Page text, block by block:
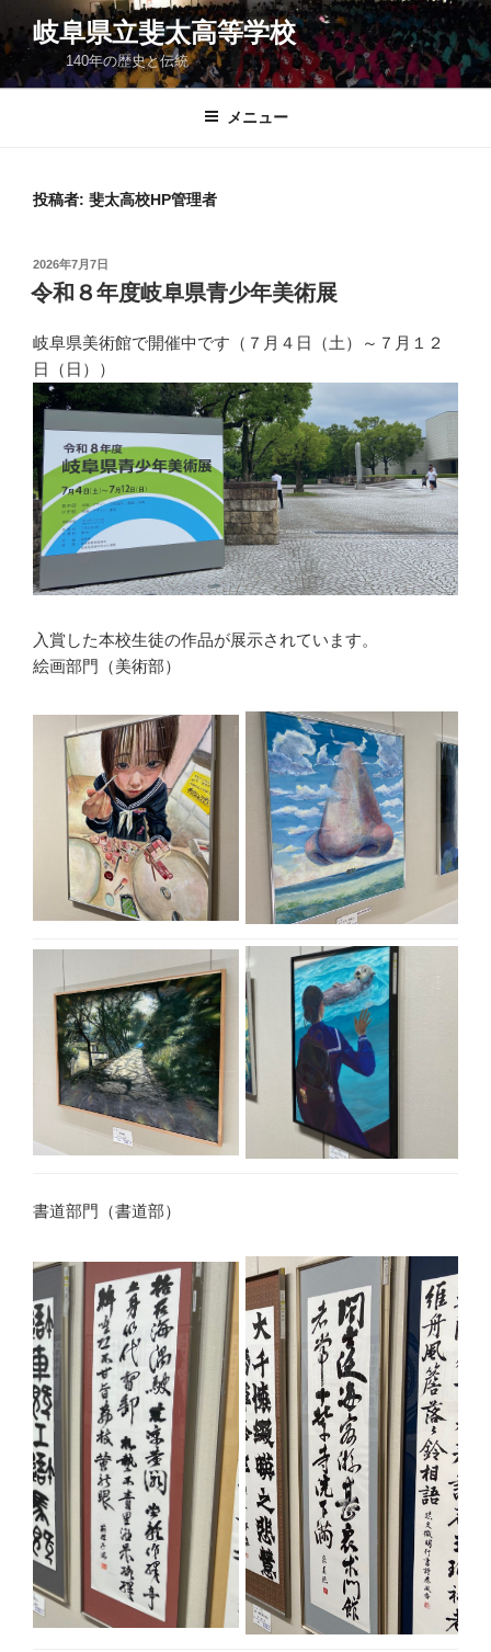
ン
ン
岐阜県立斐太高等学校
140年の歴史と伝統
メニュー
投稿者: 斐太高校HP管理者
投
稿
日:
2026年7月7日
令和８年度岐阜県青少年美術展
岐阜県美術館で開催中です（７月４日（土）～７月１２
日（日））
入賞した本校生徒の作品が展示されています。
絵画部門（美術部）
書道部門（書道部）